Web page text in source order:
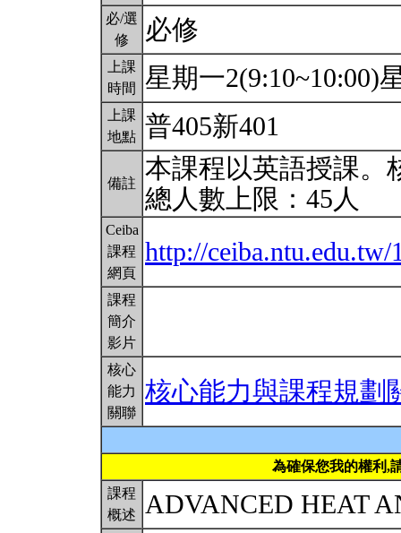
必/選
修
必修
上課
時間
星期一2(9:10~10:00)
上課
地點 普405新401
備註
本課程以英語授課。
總人數上限：45人
Ceiba
課程
網頁
http://ceiba.ntu.edu.tw/
課程
簡介
影片
核心
能力
關聯
核心能力與課程規劃
為確保您我的權利,
課程
概述
ADVANCED HEAT